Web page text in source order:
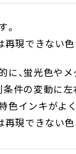
。
再現できない
に、蛍光色や
条件の変動に
色インキがよ
再現できない